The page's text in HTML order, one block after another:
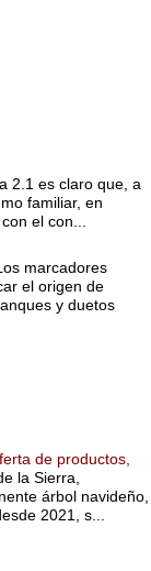
2.1 es claro que, a
familiar, en
el con...
marcadores
el origen de
y duetos
de productos,
la Sierra,
árbol navideño,
2021, s...